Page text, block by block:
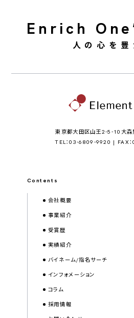
Enrich
人の心を豊
東京都大田区山王2-5-10大森
TEL：03-6809-9920 | FAX
Contents
会社概要
事業紹介
受賞歴
実績紹介
バイネーム/指名サーチ
インフォメーション
コラム
採用情報